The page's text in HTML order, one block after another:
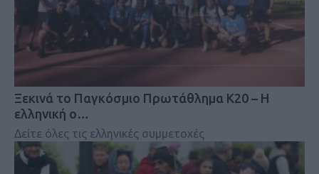
Ξεκινά το Παγκόσμιο Πρωτάθλημα Κ20 – Η
ελληνική ο…
Δείτε όλες τις ελληνικές συμμετοχές